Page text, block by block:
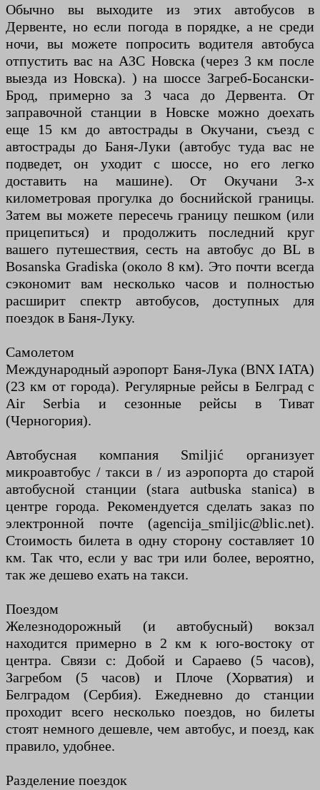
Обычно вы выходите из этих автобусов в
Дервенте, но если погода в порядке, а не среди
ночи, вы можете попросить водителя автобуса
отпустить вас на АЗС Новска (через 3 км после
выезда из Новска). ) на шоссе Загреб-Босански-
Брод, примерно за 3 часа до Дервента. От
заправочной станции в Новске можно доехать
еще 15 км до автострады в Окучани, съезд с
автострады до Баня-Луки (автобус туда вас не
подведет, он уходит с шоссе, но его легко
доставить на машине). От Окучани 3-х
километровая прогулка до боснийской границы.
Затем вы можете пересечь границу пешком (или
прицепиться) и продолжить последний круг
вашего путешествия, сесть на автобус до BL в
Bosanska Gradiska (около 8 км). Это почти всегда
сэкономит вам несколько часов и полностью
расширит спектр автобусов, доступных для
поездок в Баня-Луку.
Самолетом
Международный аэропорт Баня-Лука (BNX IATA)
(23 км от города). Регулярные рейсы в Белград с
Air Serbia и сезонные рейсы в Тиват
(Черногория).
Автобусная компания Smiljić организует
микроавтобус / такси в / из аэропорта до старой
автобусной станции (stara autbuska stanica) в
центре города. Рекомендуется сделать заказ по
электронной почте (agencija_smiljic@blic.net).
Стоимость билета в одну сторону составляет 10
км. Так что, если у вас три или более, вероятно,
так же дешево ехать на такси.
Поездом
Железнодорожный (и автобусный) вокзал
находится примерно в 2 км к юго-востоку от
центра. Связи с: Добой и Сараево (5 часов),
Загребом (5 часов) и Плоче (Хорватия) и
Белградом (Сербия). Ежедневно до станции
проходит всего несколько поездов, но билеты
стоят немного дешевле, чем автобус, и поезд, как
правило, удобнее.
Разделение поездок